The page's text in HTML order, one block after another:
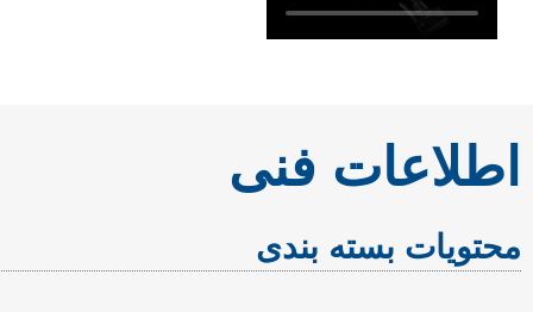
اطلاعات فنی
محتویات بسته بندی